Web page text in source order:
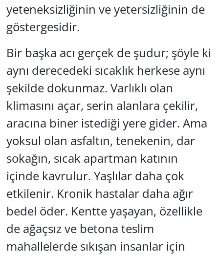
yeteneksizliğinin ve yetersizliğinin de
göstergesidir.
Bir başka acı gerçek de şudur; şöyle ki
aynı derecedeki sıcaklık herkese aynı
şekilde dokunmaz. Varlıklı olan
klimasını açar, serin alanlara çekilir,
aracına biner istediği yere gider. Ama
yoksul olan asfaltın, tenekenin, dar
sokağın, sıcak apartman katının
içinde kavrulur. Yaşlılar daha çok
etkilenir. Kronik hastalar daha ağır
bedel öder. Kentte yaşayan, özellikle
de ağaçsız ve betona teslim
mahallelerde sıkışan insanlar için